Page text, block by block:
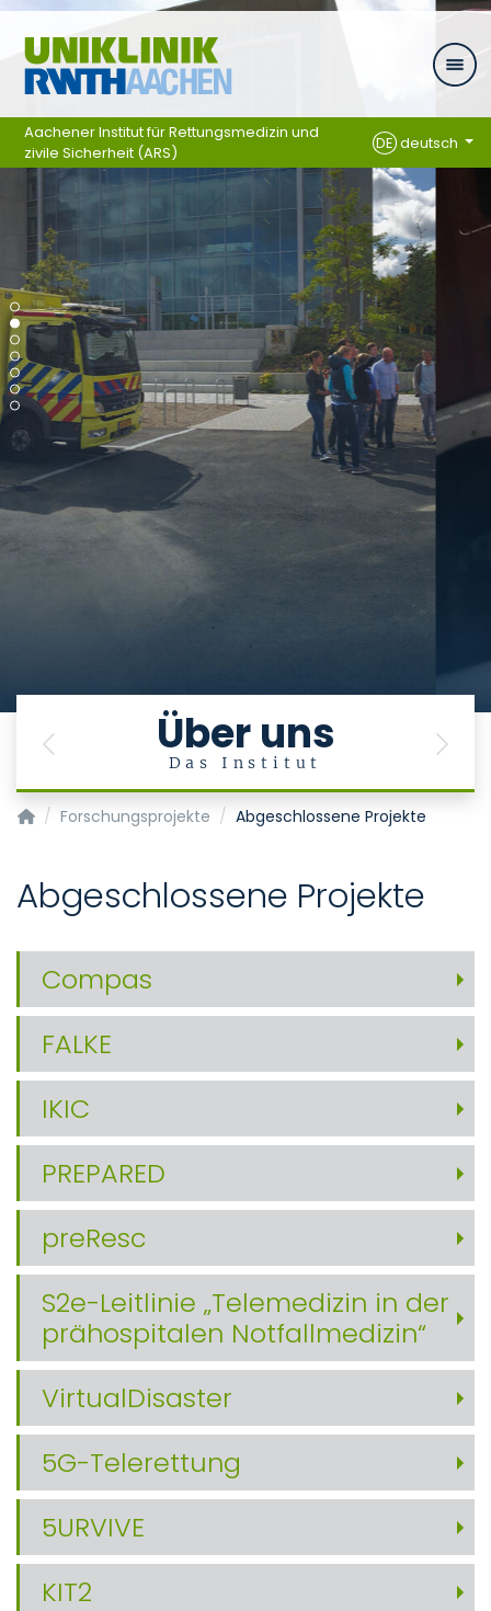
Ga naar navigatie
Über uns
Das Institut
Previous Next
Aachener Institut für Rettungsmedizin und
zivile Sicherheit (ARS)
DEdeutsch
Aachener Institut für Rettungsmedizin und zivile Sicherheit
Forschungsprojekte Abgeschlossene Projekte
Abgeschlossene Projekte
Compas
FALKE
IKIC
PREPARED
preResc
S2e-Leitlinie „Telemedizin in der
prähospitalen Notfallmedizin“
VirtualDisaster
5G-Telerettung
5URVIVE
KIT2